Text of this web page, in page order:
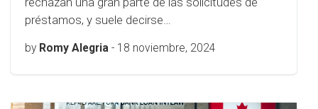
préstamos, y suele decirse…
by Romy Alegria - 18 noviembre, 2024